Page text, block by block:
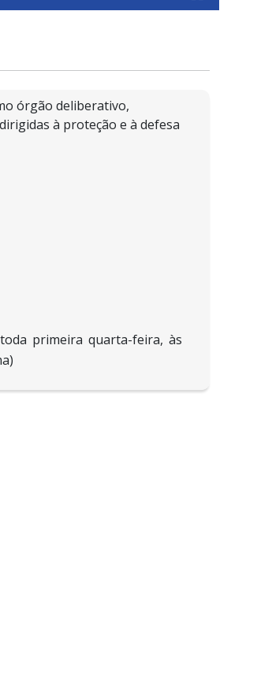
órgão deliberativo,
à proteção e à defesa
primeira quarta-feira, às